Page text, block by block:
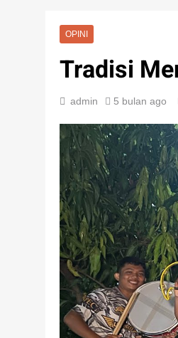
OPINI
Tradisi
admin 5 bulan ago